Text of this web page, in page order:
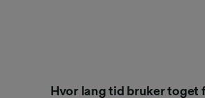
Hvor lang tid bruker toget